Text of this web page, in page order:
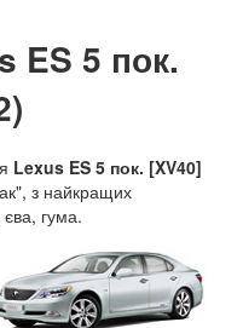
ES 5 пок.
Lexus ES 5 пок. [XV40]
з найкращих
єва, гума.